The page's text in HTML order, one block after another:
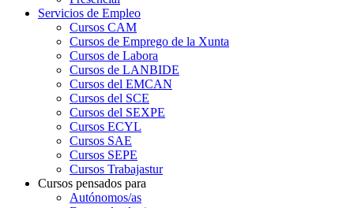
Servicios de Empleo
Cursos CAM
Cursos de Emprego de la Xunta
Cursos de Labora
Cursos de LANBIDE
Cursos del EMCAN
Cursos del SCE
Cursos del SEXPE
Cursos ECYL
Cursos SAE
Cursos SEPE
Cursos Trabajastur
Cursos pensados para
Autónomos/as